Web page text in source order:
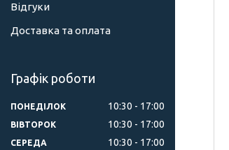
Відгуки
Доставка та оплата
Графік роботи
ПОНЕДІЛОК 10:30 17:00
ВІВТОРОК 10:30 17:00
СЕРЕДА 10:30 17:00